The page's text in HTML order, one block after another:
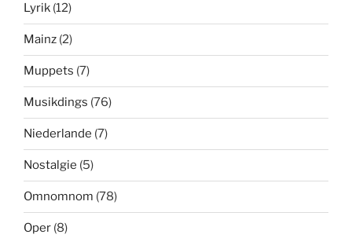
Lyrik (12)
Mainz (2)
Muppets (7)
Musikdings (76)
Niederlande (7)
Nostalgie (5)
Omnomnom (78)
Oper (8)